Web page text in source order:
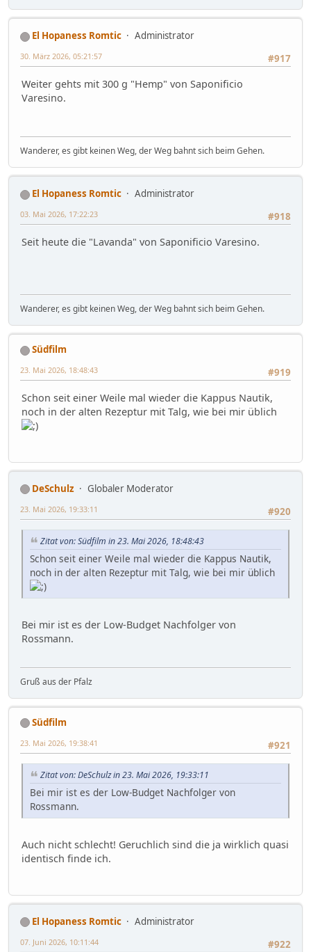
El Hopaness Romtic
Administrator
#917
30. März 2026, 05:21:57
Weiter gehts mit 300 g "Hemp" von Saponificio
Varesino.
Wanderer, es gibt keinen Weg, der Weg bahnt sich beim Gehen.
El Hopaness Romtic
Administrator
#918
03. Mai 2026, 17:22:23
Seit heute die "Lavanda" von Saponificio Varesino.
Wanderer, es gibt keinen Weg, der Weg bahnt sich beim Gehen.
Südfilm
#919
23. Mai 2026, 18:48:43
Schon seit einer Weile mal wieder die Kappus Nautik,
noch in der alten Rezeptur mit Talg, wie bei mir üblich
DeSchulz
Globaler Moderator
#920
23. Mai 2026, 19:33:11
Zitat von: Südfilm in 23. Mai 2026, 18:48:43
Schon seit einer Weile mal wieder die Kappus Nautik,
noch in der alten Rezeptur mit Talg, wie bei mir üblich
Bei mir ist es der Low-Budget Nachfolger von
Rossmann.
Gruß aus der Pfalz
Südfilm
#921
23. Mai 2026, 19:38:41
Zitat von: DeSchulz in 23. Mai 2026, 19:33:11
Bei mir ist es der Low-Budget Nachfolger von
Rossmann.
Auch nicht schlecht! Geruchlich sind die ja wirklich quasi
identisch finde ich.
El Hopaness Romtic
Administrator
#922
07. Juni 2026, 10:11:44